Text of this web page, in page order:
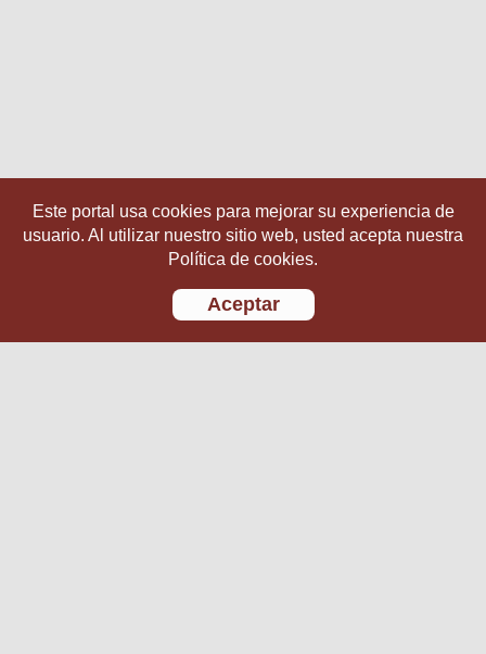
Este portal usa cookies para mejorar su experiencia de
usuario. Al utilizar nuestro sitio web, usted acepta nuestra
Política de cookies.
Aceptar